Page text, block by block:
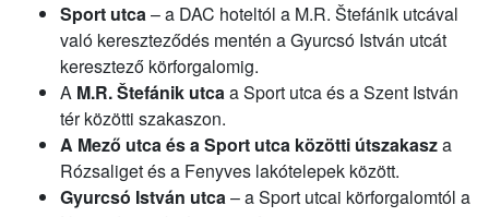
Sport utca– a DAC hoteltól a M.R. Štefánik utcával
való kereszteződés mentén a Gyurcsó István utcát
keresztező körforgalomig.
A M.R. Štefánik utcaa Sport utca és a Szent István
tér közötti szakaszon.
A Mező utca és a Sport utca közötti útszakasza
Rózsaliget és a Fenyves lakótelepek között.
Gyurcsó István utca– a Sport utcai körforgalomtól a